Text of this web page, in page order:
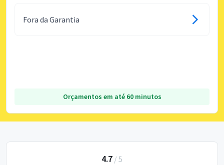
Fora da Garantia
Orçamentos em até 60 minutos
4.7 / 5